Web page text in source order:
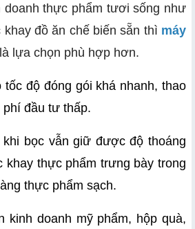
doanh thực phẩm tươi sống như
đồ ăn chế biến sẵn thì máy
lựa chọn phù hợp hơn.
tốc độ đóng gói khá nhanh, thao
đầu tư thấp.
bọc vẫn giữ được độ thoáng
khay thực phẩm trưng bày trong
thực phẩm sạch.
kinh doanh mỹ phẩm, hộp quà,